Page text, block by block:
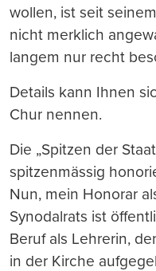
wollen, ist seit
nicht merklich
langem nur recht
Details kann Ihnen
Chur nennen.
Die „Spitzen der
spitzenmässig
Nun, mein Honorar
Synodalrats ist
Beruf als Lehrerin,
in der Kirche